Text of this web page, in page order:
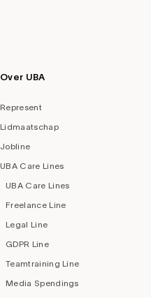
Over UBA
Represent
Lidmaatschap
Jobline
UBA Care Lines
UBA Care Lines
Freelance Line
Legal Line
GDPR Line
Teamtraining Line
Media Spendings